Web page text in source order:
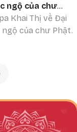
ngộ của chư
Khai Thị về Đại
ngộ của chư Phật.
page